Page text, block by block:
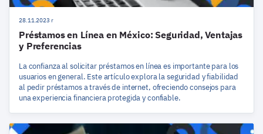
28.11.2023 r
Préstamos en Línea en México: Seguridad, Ventajas
y Preferencias
La confianza al solicitar préstamos en línea es importante para los
usuarios en general. Este artículo explora la seguridad y fiabilidad
al pedir préstamos a través de internet, ofreciendo consejos para
una experiencia financiera protegida y confiable.